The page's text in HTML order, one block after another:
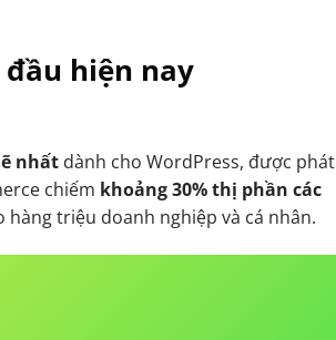
hiện nay​
nhất dành cho WordPress, được phát
chiếm khoảng 30% thị phần các
triệu doanh nghiệp và cá nhân.